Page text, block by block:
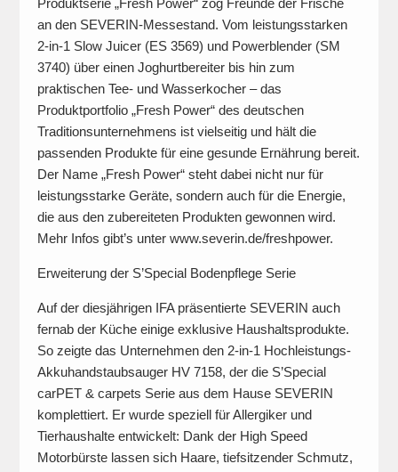
Produktserie „Fresh Power“ zog Freunde der Frische
an den SEVERIN-Messestand. Vom leistungsstarken
2-in-1 Slow Juicer (ES 3569) und Powerblender (SM
3740) über einen Joghurtbereiter bis hin zum
praktischen Tee- und Wasserkocher – das
Produktportfolio „Fresh Power“ des deutschen
Traditionsunternehmens ist vielseitig und hält die
passenden Produkte für eine gesunde Ernährung bereit.
Der Name „Fresh Power“ steht dabei nicht nur für
leistungsstarke Geräte, sondern auch für die Energie,
die aus den zubereiteten Produkten gewonnen wird.
Mehr Infos gibt’s unter www.severin.de/freshpower.
Erweiterung der S’Special Bodenpflege Serie
Auf der diesjährigen IFA präsentierte SEVERIN auch
fernab der Küche einige exklusive Haushaltsprodukte.
So zeigte das Unternehmen den 2-in-1 Hochleistungs-
Akkuhandstaubsauger HV 7158, der die S’Special
carPET & carpets Serie aus dem Hause SEVERIN
komplettiert. Er wurde speziell für Allergiker und
Tierhaushalte entwickelt: Dank der High Speed
Motorbürste lassen sich Haare, tiefsitzender Schmutz,